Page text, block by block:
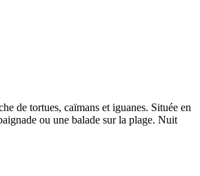
de tortues, caïmans et iguanes. Située en
ou une balade sur la plage. Nuit